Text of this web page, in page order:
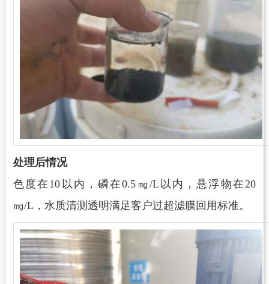
处理后情况
色度在 10以内，磷在0.5㎎/L以内，悬浮物在20
㎎/L，水质清测透明满足客户过超滤膜回用标准。